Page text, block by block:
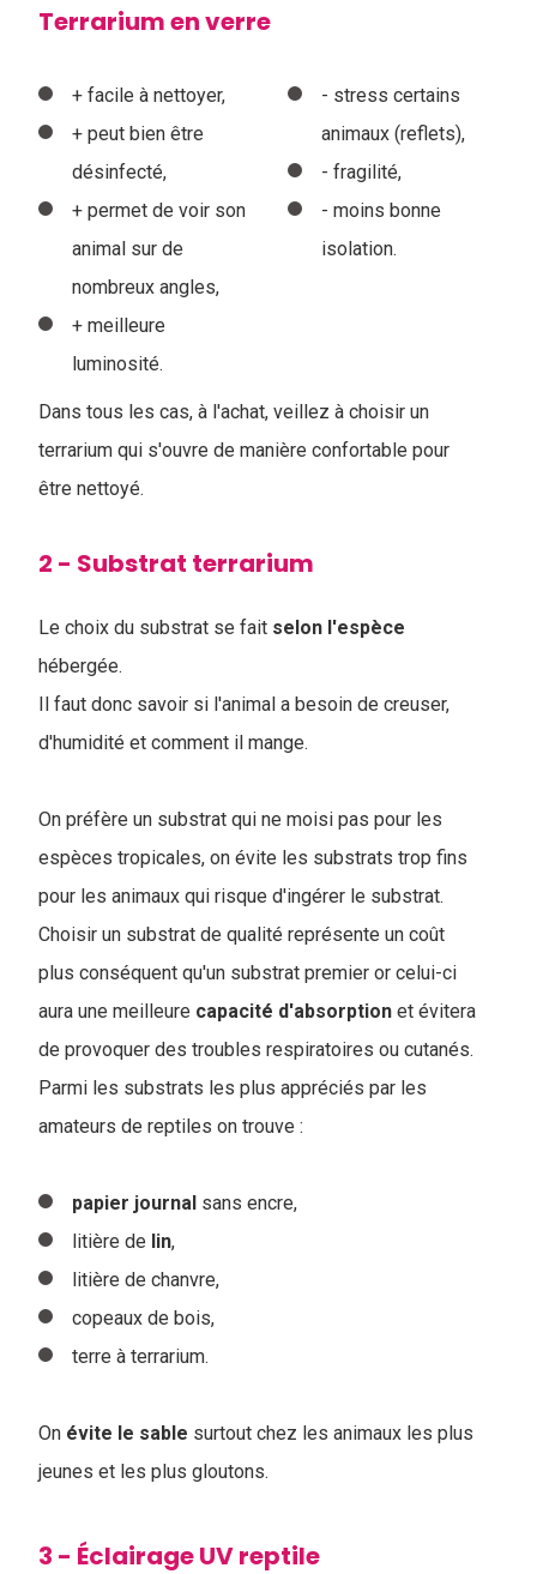
Terrarium en verre
+ facile à nettoyer,
+ peut bien être
désinfecté,
+ permet de voir son
animal sur de
nombreux angles,
+ meilleure
luminosité.
- stress certains
animaux (reflets),
- fragilité,
- moins bonne
isolation.
Dans tous les cas, à l'achat, veillez à choisir un
terrarium qui s'ouvre de manière confortable pour
être nettoyé.
2 - Substrat terrarium
Le choix du substrat se fait selon l'espèce
hébergée.
Il faut donc savoir si l'animal a besoin de creuser,
d'humidité et comment il mange.
On préfère un substrat qui ne moisi pas pour les
espèces tropicales, on évite les substrats trop fins
pour les animaux qui risque d'ingérer le substrat.
Choisir un substrat de qualité représente un coût
plus conséquent qu'un substrat premier or celui-ci
aura une meilleure capacité d'absorption et évitera
de provoquer des troubles respiratoires ou cutanés.
Parmi les substrats les plus appréciés par les
amateurs de reptiles on trouve :
papier journal sans encre,
litière de lin,
litière de chanvre,
copeaux de bois,
terre à terrarium.
On évite le sable surtout chez les animaux les plus
jeunes et les plus gloutons.
3 - Éclairage UV reptile